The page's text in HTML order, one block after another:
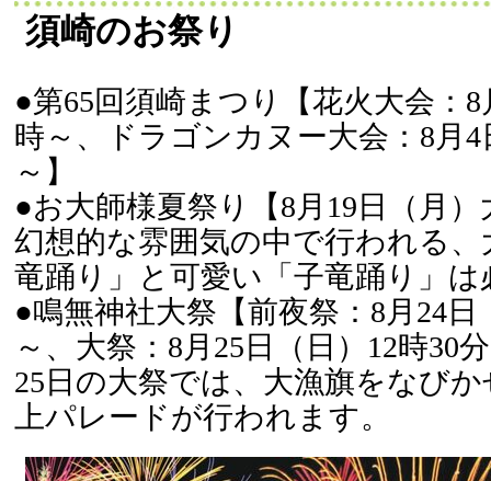
須崎のお祭り
●第65回須崎まつり【花火大会：8
時～、ドラゴンカヌー大会：8月4
～】
●お大師様夏祭り【8月19日（月）
幻想的な雰囲気の中で行われる、
竜踊り」と可愛い「子竜踊り」は
●鳴無神社大祭【前夜祭：8月24日
～、大祭：8月25日（日）12時30
25日の大祭では、大漁旗をなび
上パレードが行われます。